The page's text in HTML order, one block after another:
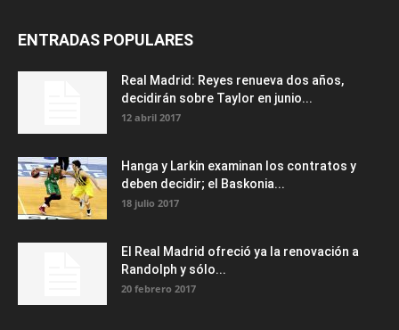
ENTRADAS POPULARES
Real Madrid: Reyes renueva dos años,
decidirán sobre Taylor en junio...
12 abril 2017
Hanga y Larkin examinan los contratos y
deben decidir; el Baskonia...
18 julio 2017
El Real Madrid ofreció ya la renovación a
Randolph y sólo...
20 febrero 2017